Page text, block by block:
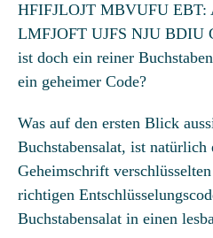
HFIFJLOJT MBVUFU EBT:
LMFJOFT UJFS NJU BDIU
ist doch ein reiner
ein geheimer Code?
Was auf den ersten Blick
Buchstabensalat, ist
Geheimschrift
richtigen
Buchstabensalat in einen